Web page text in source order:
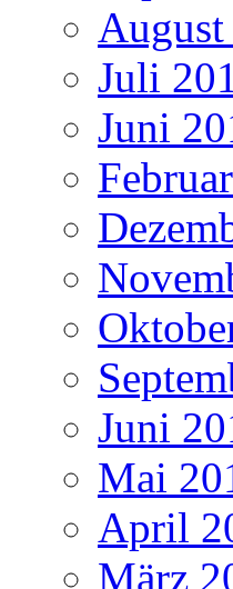
Juli
Juni
Juni
Mai
April
März